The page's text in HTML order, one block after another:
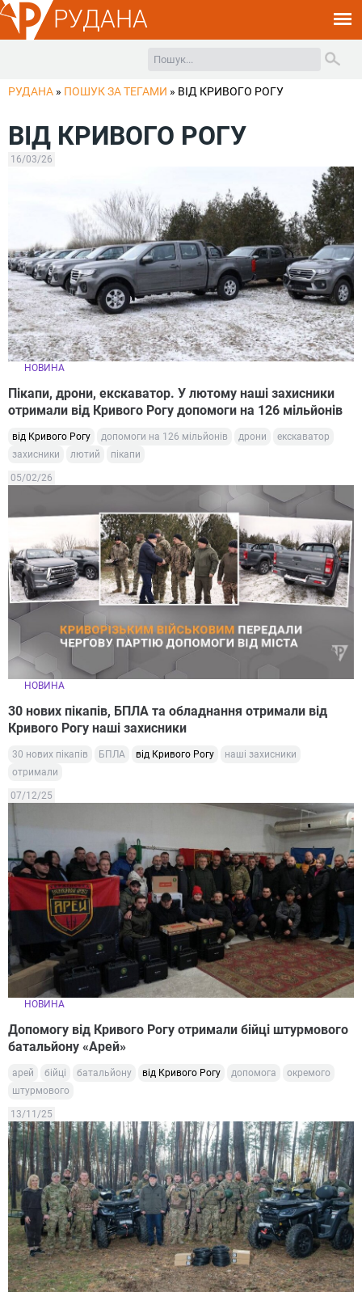
РУДАНА
РУДАНА » ПОШУК ЗА ТЕГАМИ » ВІД КРИВОГО РОГУ
ВІД КРИВОГО РОГУ
16/03/26
НОВИНА
Пікапи, дрони, екскаватор. У лютому наші захисники
отримали від Кривого Рогу допомоги на 126 мільйонів
від Кривого Рогу допомоги на 126 мільйонів дрони
екскаватор
захисники
лютий пікапи
05/02/26
НОВИНА
30 нових пікапів, БПЛА та обладнання отримали від
Кривого Рогу наші захисники
30 нових пікапів БПЛА від Кривого Рогу
наші захисники
отримали
07/12/25
НОВИНА
Допомогу від Кривого Рогу отримали бійці штурмового
батальйону «Арей»
арей бійці батальйону від Кривого Рогу допомога
окремого
штурмового
13/11/25